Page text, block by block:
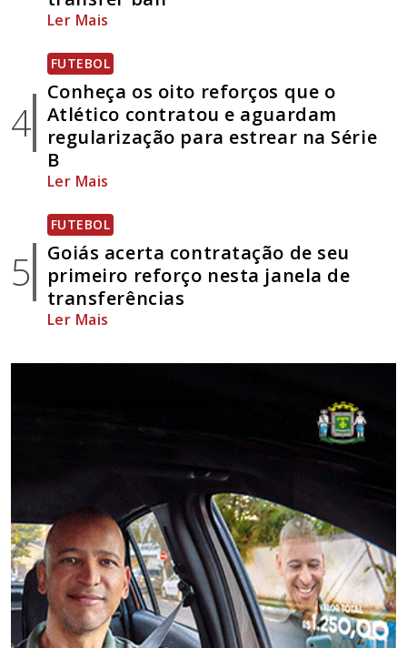
Ler Mais
4
FUTEBOL
Conheça os oito reforços que o
Atlético contratou e aguardam
regularização para estrear na Série
B
Ler Mais
5
FUTEBOL
Goiás acerta contratação de seu
primeiro reforço nesta janela de
transferências
Ler Mais